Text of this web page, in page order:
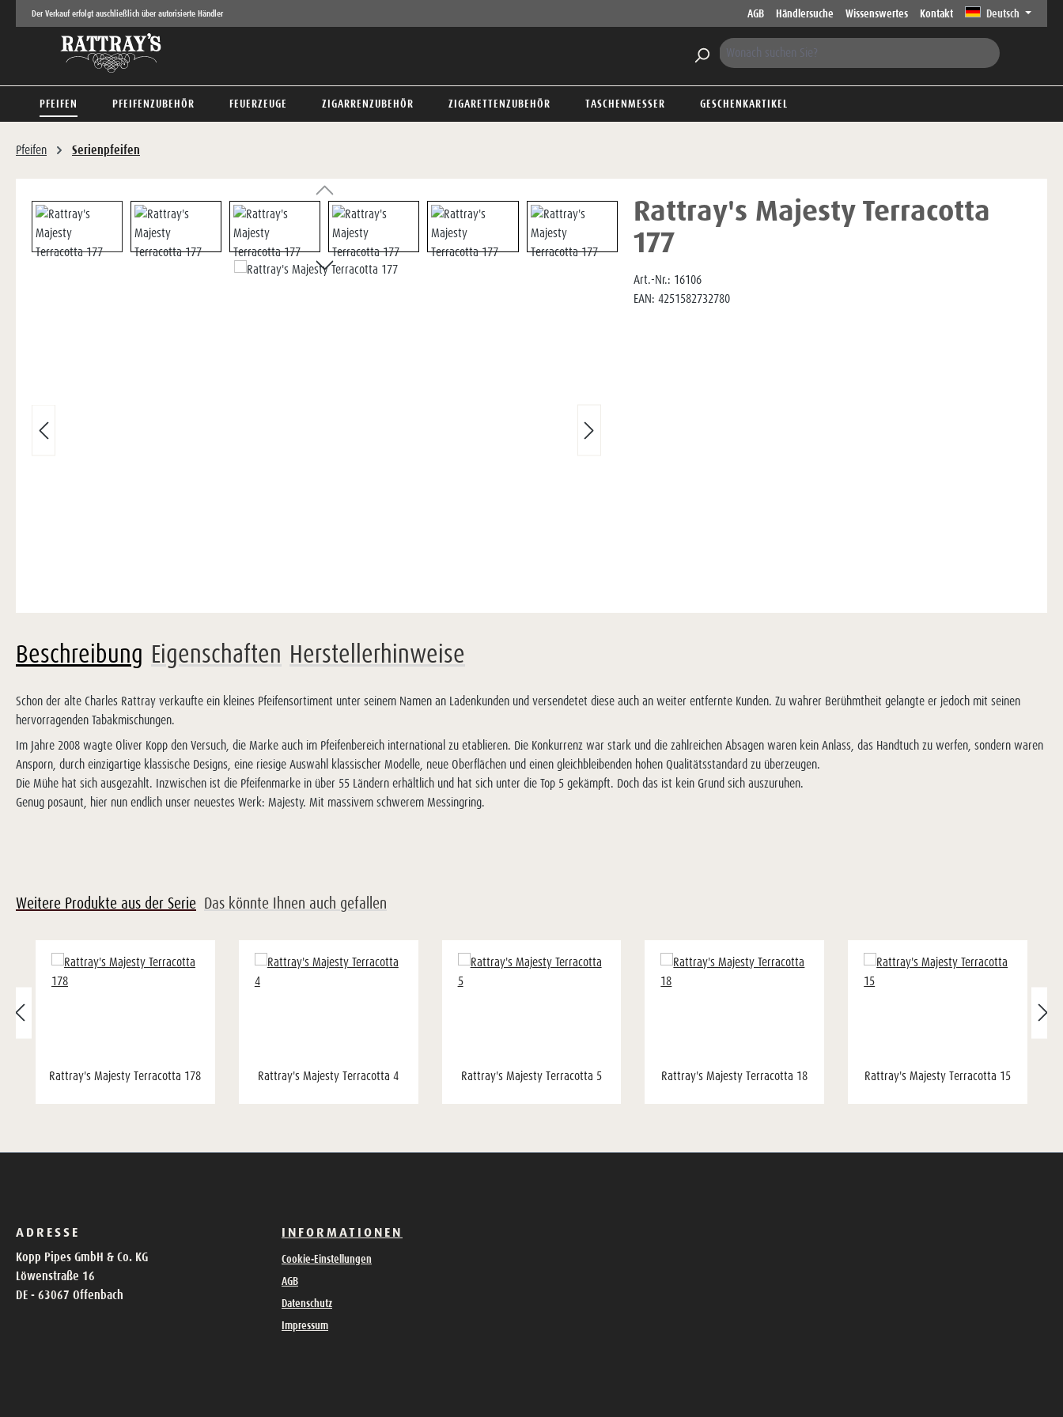
Hauptinhalt springen
Zur Suche springen
Zur Hauptnavigation springen
Der Verkauf erfolgt auschließlich über autorisierte Händler AGB Händlersuche Wissenswertes Kontakt Deutsch
PFEIFEN PFEIFENZUBEHÖR FEUERZEUGE ZIGARRENZUBEHÖR ZIGARETTENZUBEHÖR TASCHENMESSER GESCHENKARTIKEL
Pfeifen Serienpfeifen
Bildergalerie überspringen
Rattray's Majesty Terracotta
177
Art.-Nr.: 16106
EAN: 4251582732780
Beschreibung Eigenschaften Herstellerhinweise
Schon der alte Charles Rattray verkaufte ein kleines Pfeifensortiment unter seinem Namen an Ladenkunden und versendetet diese auch an weiter entfernte Kunden. Zu wahrer Berühmtheit gelangte er jedoch mit seinen
hervorragenden Tabakmischungen.
Im Jahre 2008 wagte Oliver Kopp den Versuch, die Marke auch im Pfeifenbereich international zu etablieren. Die Konkurrenz war stark und die zahlreichen Absagen waren kein Anlass, das Handtuch zu werfen, sondern waren
Ansporn, durch einzigartige klassische Designs, eine riesige Auswahl klassischer Modelle, neue Oberflächen und einen gleichbleibenden hohen Qualitätsstandard zu überzeugen.
Die Mühe hat sich ausgezahlt. Inzwischen ist die Pfeifenmarke in über 55 Ländern erhältlich und hat sich unter die Top 5 gekämpft. Doch das ist kein Grund sich auszuruhen.
Genug posaunt, hier nun endlich unser neuestes Werk: Majesty. Mit massivem schwerem Messingring.
Weitere Produkte aus der Serie Das könnte Ihnen auch gefallen
Rattray's Majesty Terracotta 178 Rattray's Majesty Terracotta 4 Rattray's Majesty Terracotta 5 Rattray's Majesty Terracotta 18 Rattray's Majesty Terracotta 15
ADRESSE
Kopp Pipes GmbH & Co. KG
Löwenstraße 16
DE - 63067 Offenbach
INFORMATIONEN
Cookie-Einstellungen
AGB
Datenschutz
Impressum